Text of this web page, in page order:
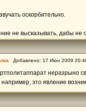
оскорбительно.
не высказывать, дабы не
Добавлено: 17 Июн 2009
неразрыно
например, это явление